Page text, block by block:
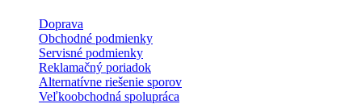
Doprava
Obchodné podmienky
Servisné podmienky
Reklamačný poriadok
Alternatívne riešenie sporov
Veľkoobchodná spolupráca